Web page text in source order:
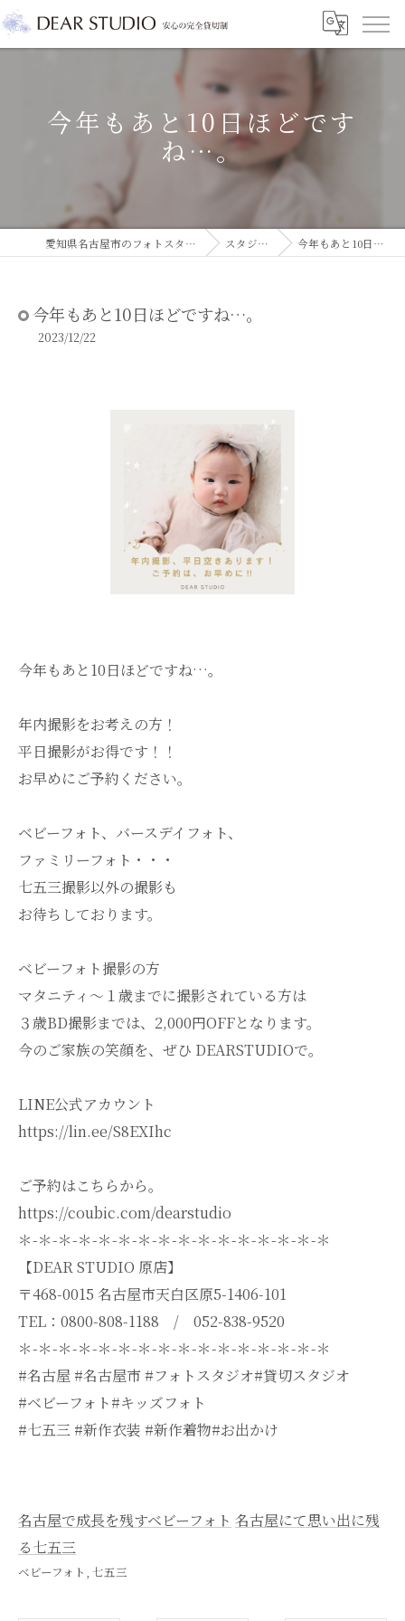
今年もあと10日ほどです
ね…。
愛知県名古屋市のフォトスタジオならDEAR STUDIO スタジオコラム 今年もあと10日ほどですね…。
今年もあと10日ほどですね…。
2023/12/22
今年もあと10日ほどですね…。
年内撮影をお考えの方！
平日撮影がお得です！！
お早めにご予約ください。
ベビーフォト、バースデイフォト、
ファミリーフォト・・・
七五三撮影以外の撮影も
お待ちしております。
ベビーフォト撮影の方
マタニティ～１歳までに撮影されている方は
３歳BD撮影までは、2,000円OFFとなります。
今のご家族の笑顔を、ぜひ DEARSTUDIOで。
LINE公式アカウント
https://lin.ee/S8EXIhc
ご予約はこちらから。
https://coubic.com/dearstudio
＊-＊-＊-＊-＊-＊-＊-＊-＊-＊-＊-＊-＊-＊-＊-＊
【DEAR STUDIO 原店】
〒468-0015 名古屋市天白区原5-1406-101
TEL：0800-808-1188 / 052-838-9520
＊-＊-＊-＊-＊-＊-＊-＊-＊-＊-＊-＊-＊-＊-＊-＊
#名古屋 #名古屋市 #フォトスタジオ#貸切スタジオ
#ベビーフォト#キッズフォト
#七五三 #新作衣装 #新作着物#お出かけ
名古屋で成長を残すベビーフォト 名古屋にて思い出に残
る七五三
ベビーフォト 七五三